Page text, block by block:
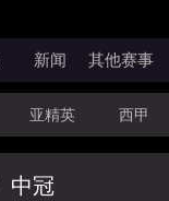
新闻 其他赛事
亚精英 西甲
世亚预 中甲
CBA
中冠